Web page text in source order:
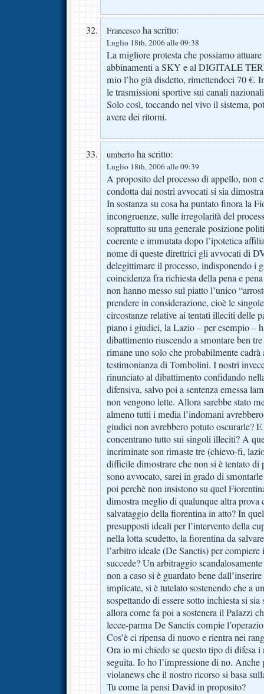
Francesco ha scritto:
Luglio 18th, 2006 alle 09:38
La migliore protesta che possiamo
abbinamenti a SKY e al DIGITALE
mio l’ho già disdetto, rimettendoci 70 €.
le trasmissioni sportive sui canali
Solo così, toccando nel vivo il sistema,
avere dei ritorni.
umberto ha scritto:
Luglio 18th, 2006 alle 09:39
A proposito del processo di appello, non
condotta dai nostri avvocati si sia
In sostanza su cosa ha puntato finora la
incongruenze, sulle irregolarità del
soprattutto su una generale posizione
coerente e immutata dopo l’ipotetica
nome di queste direttrici gli avvocati di
delegittimare il processo, indisponendo i
coincidenza fra richiesta della pena e
non hanno messo sul piatto l’unico
prendere in considerazione, cioè le
circostanze relative ai tentati illeciti delle
piano i giudici, la Lazio – per esempio –
dibattimento riuscendo a smontare ben
rimane uno solo che probabilmente cadrà
testimonianza di Tombolini. I nostri
rinunciato al dibattimento confidando
difensiva, salvo poi a sentenza emessa
non vengono lette. Allora sarebbe stato
almeno tutti i media l’indomani
giudici non avrebbero potuto oscurarle?
concentrano tutto sui singoli illeciti? A
incriminate son rimaste tre (chievo-fi,
difficile dimostrare che non si è tentato di
sono avvocato, sarei in grado di
poi perchè non insistono su quel
dimostra meglio di qualunque altra prova
salvataggio della fiorentina in atto? In
presupposti ideali per l’intervento della
nella lotta scudetto, la fiorentina da
l’arbitro ideale (De Sanctis) per
succede? Un arbitraggio
non a caso si è guardato bene
implicate, si è tutelato sostenendo che a
sospettando di essere sotto inchiesta si
allora come fa poi a sostenera il Palazzi
lecce-parma De Sanctis compie
Cos’è ci ripensa di nuovo e rientra nei
Ora io mi chiedo se questo tipo di difesa i
seguita. Io ho l’impressione di no. Anche
violanews che il nostro ricorso si basa
Tu come la pensi David in proposito?